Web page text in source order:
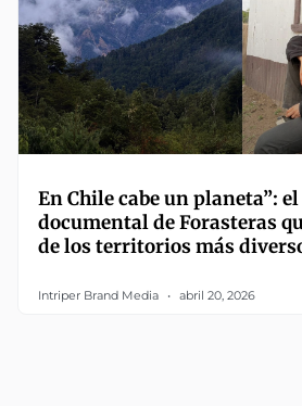
En Chile cabe un planeta”:
documental de Forasteras
de los territorios más
Intriper Brand Media abril 20, 2026